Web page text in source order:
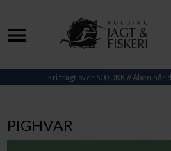
Fri fragt over 500 DKK// Åben når
PIGHVAR